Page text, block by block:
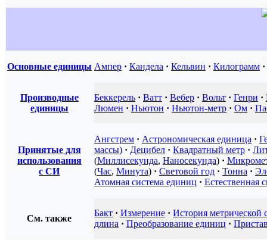
Основные единицы Ампер · Кандела · Кельвин · Килограмм ·
Производные
единицы
Беккерель · Ватт · Вебер · Вольт · Генри ·
Люмен · Ньютон · Ньютон-метр · Ом ·
Принятые для
использования
с СИ
Ангстрем · Астрономическая единица ·
массы) · Децибел · Квадратный метр ·
(Миллисекунда, Наносекунда) ·
(Час, Минута) · Световой год · Тонна ·
Атомная система единиц · Естественная
См. также
Бакт · Измерение · История метрической
длина · Преобразование единиц ·